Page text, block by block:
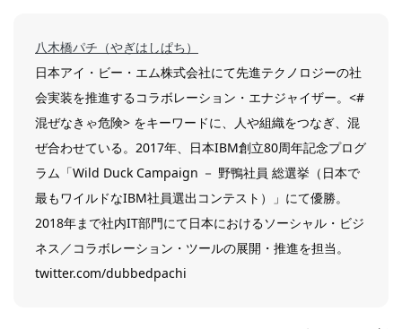
八木橋パチ（やぎはしぱち）
日本アイ・ビー・エム株式会社にて先進テクノロジーの社
会実装を推進するコラボレーション・エナジャイザー。<#
混ぜなきゃ危険> をキーワードに、人や組織をつなぎ、混
ぜ合わせている。2017年、日本IBM創立80周年記念プログ
ラム「Wild Duck Campaign － 野鴨社員 総選挙（日本で
最もワイルドなIBM社員選出コンテスト）」にて優勝。
2018年まで社内IT部門にて日本におけるソーシャル・ビジ
ネス／コラボレーション・ツールの展開・推進を担当。
twitter.com/dubbedpachi